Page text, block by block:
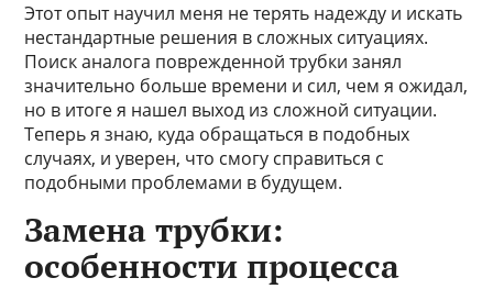
Этот опыт научил меня не терять надежду и искать
нестандартные решения в сложных ситуациях.
Поиск аналога поврежденной трубки занял
значительно больше времени и сил, чем я ожидал,
но в итоге я нашел выход из сложной ситуации.
Теперь я знаю, куда обращаться в подобных
случаях, и уверен, что смогу справиться с
подобными проблемами в будущем.
Замена трубки:
особенности процесса